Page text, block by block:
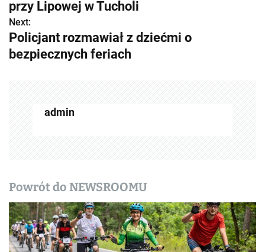
b
a
s
y
przy Lipowej w Tucholi
Next:
Policjant rozmawiał z dziećmi o
bezpiecznych feriach
admin
Powrót do NEWSROOMU